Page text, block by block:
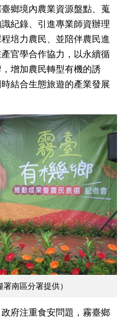
鄉境內農業資源盤點、蒐
紀錄、引進專業師資辦理
培力農民、並陪伴農民進
官學合作協力，以永續循
增加農民轉型有機的誘
結合生態旅遊的產業發展
南區分署提供）
府注重食安問題，霧臺鄉